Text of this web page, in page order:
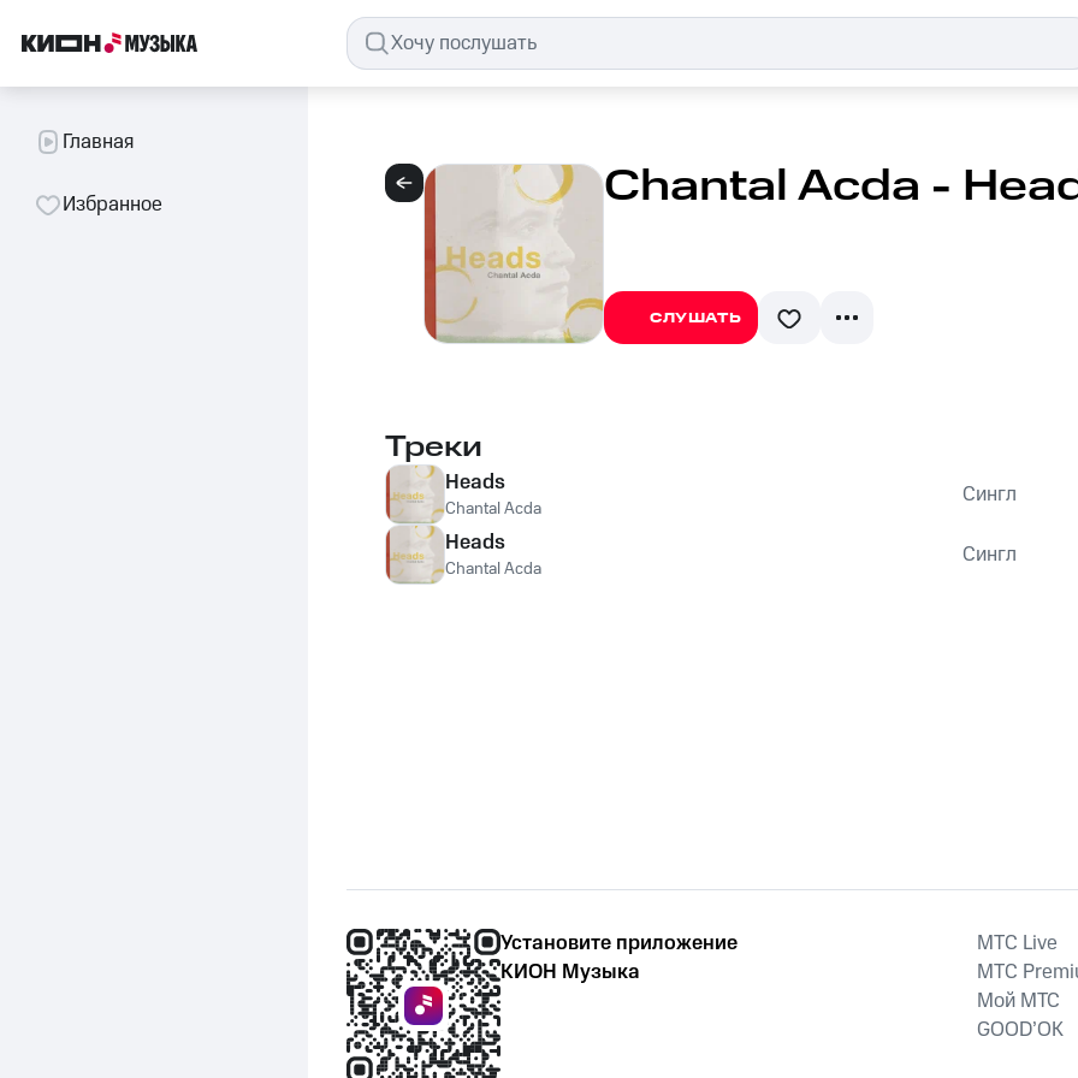
Главная
Избранное Chantal Acda -
СЛУШАТЬ
Треки
Heads
Chantal Acda Сингл
Heads
Chantal Acda Сингл
Установите приложение
КИОН Музыка
MTС Live
MTС
Мой МТС
GOOD’OK